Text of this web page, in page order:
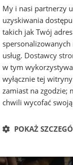
My i nasi partnerzy
uzyskiwania
takich jak Twój
usług. Dostawcy
w tym
wyłącznie tej
zamiast na zgodzie;
chwili wycofać
POKAŻ
Niezbędne